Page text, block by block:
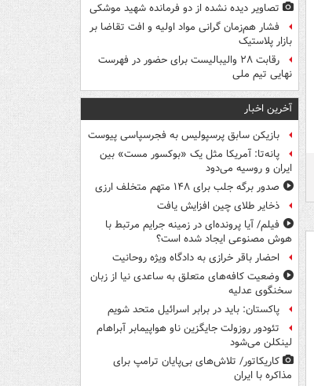
تصاویر دیده‌ نشده از دو فرمانده شهید موشکی
فشار هم‌زمان گرانی مواد اولیه و افت تقاضا بر
بازار پلاستیک
رقابت ۲۸ والیبالیست برای حضور در فهرست
نهایی تیم ملی
آخرین اخبار
بازیکن سابق پرسپولیس به فجرسپاسی پیوست
پانه‌تا: آمریکا مثل یک «بوکسور مست» بین
ایران و روسیه می‌دود
صدور برگه جلب برای ۱۴۸ متهم متخلف ارزی
ذخایر طلای چین افزایش یافت
فیلم/ آیا پرونده‌ای در زمینه جرایم مرتبط با
هوش مصنوعی ایجاد شده است؟
احضار باقر خرازی به دادگاه ویژه روحانیت
وضعیت کافه‌های متعلق به ساعدی نیا از زبان
سخنگوی عدلیه
پاکستان: باید در برابر اسرائیل متحد شویم
تئودور روزولت جایگزین ناو هواپیمابر آبراهام
لینکلن می‌شود
کاریکاتور/ تلاش‌های بی‌پایان ترامپ برای
مذاکره با ایران